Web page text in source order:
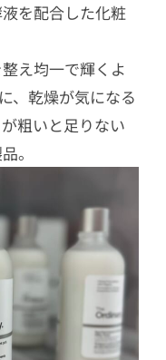
を配合した化粧
え均一で輝くよ
、乾燥が気になる
粗いと足りない
。